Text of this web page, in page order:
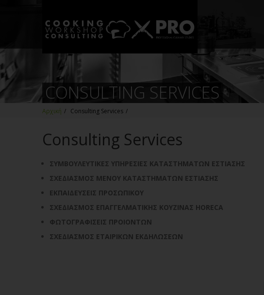
CΟNSULTING SERVICES
Αρχική / Consulting Services /
Consulting Services
ΣΥΜΒΟΥΛΕΥΤΙΚΕΣ ΥΠΗΡΕΣΙΕΣ ΚΑΤΑΣΤΗΜΑΤΩΝ ΕΣΤΙΑΣΗΣ
ΣΧΕΔΙΑΣΜΟΣ ΜΕΝΟΥ ΚΑΤΑΣΤΗΜΑΤΩΝ ΕΣΤΙΑΣΗΣ
ΕΚΠΑΙΔΕΥΣΕΙΣ ΠΡΟΣΩΠΙΚΟΥ
ΣΧΕΔΙΑΣΜΟΣ ΕΠΑΓΓΕΛΜΑΤΙΚΗΣ ΚΟΥΖΙΝΑΣ HORECA
ΦΩΤΟΓΡΑΦΙΣΕΙΣ ΠΡΟΙΟΝΤΩΝ
ΣΧΕΔΙΑΣΜΟΣ ΕΤΑΙΡΙΚΩΝ ΕΚΔΗΛΩΣΕΩΝ